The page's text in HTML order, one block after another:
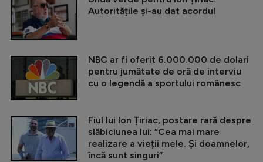
Autoritățile și-au dat acordul
NBC ar fi oferit 6.000.000 de dolari
pentru jumătate de oră de interviu
cu o legendă a sportului românesc
Fiul lui Ion Țiriac, postare rară despre
slăbiciunea lui: ”Cea mai mare
realizare a vieții mele. Și doamnelor,
încă sunt singuri”